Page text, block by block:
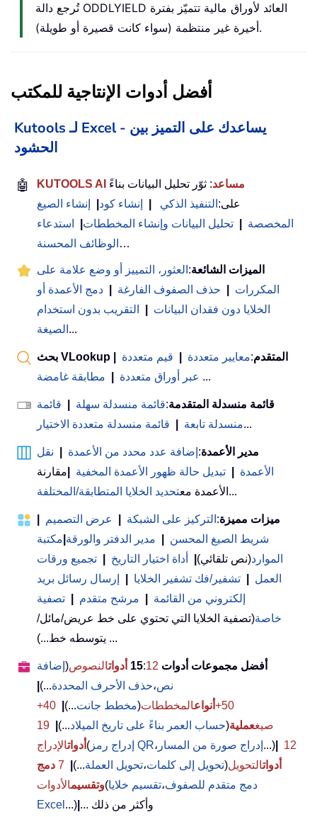
تُرجع دالة ODDLYIELD العائد لأوراق مالية تتميّز بفترة
أخيرة غير منتظمة (سواء كانت قصيرة أو طويلة).
أفضل أدوات الإنتاجية للمكتب
Kutools لـ Excel - يساعدك على التميز بين
الحشود
🤖 KUTOOLS AI مساعد: ثوّر تحليل البيانات بناءً
على: التنفيذ الذكي إنشاء كود
إنشاء الصيغ
المخصصة
تحليل البيانات وإنشاء المخططات
استدعاء
الوظائف المحسنة …
الميزات الشائعة: العثور، التمييز أو وضع علامة على
المكررات
حذف الصفوف الفارغة
دمج الأعمدة أو
الخلايا دون فقدان البيانات
التقريب بدون استخدام
الصيغة ...
بحث VLookup المتقدم:معايير متعددة قيم متعددة
عبر أوراق متعددة
مطابقة غامضة ...
قائمة منسدلة المتقدمة:قائمة منسدلة سهلة
قائمة
منسدلة تابعة
قائمة منسدلة متعددة الاختيار ...
مدير الأعمدة: إضافة عدد محدد من الأعمدة
نقل
الأعمدة
تبديل حالة ظهور الأعمدة المخفية
مقارنة
الأعمدة معتحديد الخلايا المتطابقة/المختلفة ...
ميزات مميزة: التركيز على الشبكة عرض التصميم
شريط الصيغ المحسن
مدير الدفتر والورقة مكتبة
الموارد(نص تلقائي) أداة اختيار التاريخ
تجميع ورقات
العمل
تشفير/فك تشفير الخلايا
إرسال رسائل بريد
إلكتروني من القائمة
مرشح متقدم
تصفية
خاصة(تصفية الخلايا التي تحتوي على خط عريض/مائل/
يتوسطه خط...) ...
أفضل مجموعات أدوات 15 :12 أدواتالنصوص( إضافة
نص،حذف الأحرف المحددة...)
50+
أنواعالمخططات(مخطط جانت...)
40+
صيغعملية(حساب العمر بناءً على تاريخ الميلاد...)
19
أدواتالإدراج ( إدراج رمز QR، إدراج صورة من المسار ...)
12
أدواتالتحويل(تحويل إلى كلمات،تحويل العملة...)
7 دمج
وتقسيمالأدوات ( دمج متقدم للصفوف،تقسيم خلايا
Excel ...) ... وأكثر من ذلك